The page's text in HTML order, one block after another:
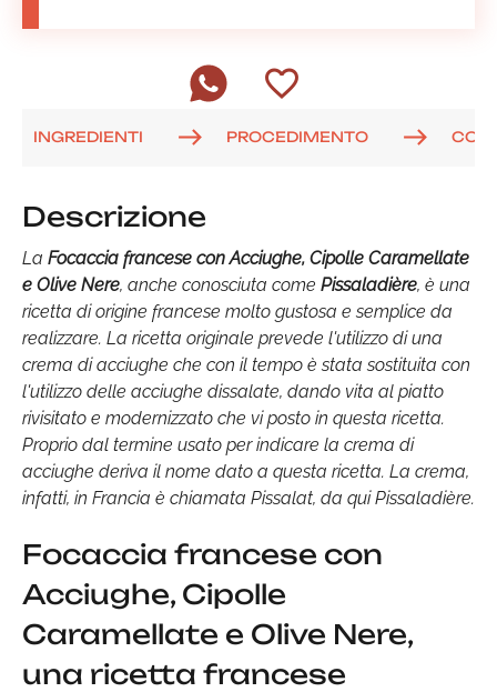
INGREDIENTI PROCEDIMENTO
Descrizione
La Focaccia francese con Acciughe, Cipolle Caramellate
e Olive Nere, anche conosciuta come Pissaladière, è una
ricetta di origine francese molto gustosa e semplice da
realizzare. La ricetta originale prevede l'utilizzo di una
crema di acciughe che con il tempo è stata sostituita con
l'utilizzo delle acciughe dissalate, dando vita al piatto
rivisitato e modernizzato che vi posto in questa ricetta.
Proprio dal termine usato per indicare la crema di
acciughe deriva il nome dato a questa ricetta. La crema,
infatti, in Francia è chiamata Pissalat, da qui Pissaladière.
Focaccia francese con
Acciughe, Cipolle
Caramellate e Olive Nere,
una ricetta francese